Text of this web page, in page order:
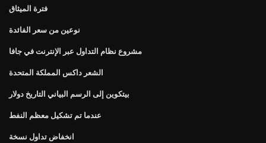
فترة الميثاق
نوعين من سعر الفائدة
مشروع نظام التداول عبر الإنترنت في جافا
الشعر داكس المملكة المتحدة
بيتكوين إلى الرسم البياني التاريخ دولار
عندما تم تشكيل معظم النفط
انخفاض تداول نسخة